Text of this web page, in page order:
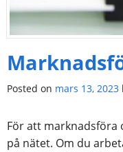
Posted on mars 13, 2023
För att marknadsföra
på nätet. Om du